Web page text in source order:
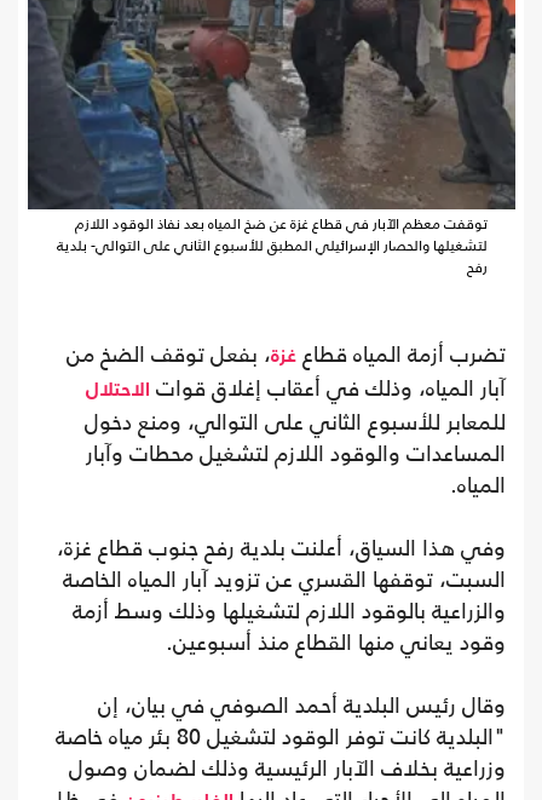
توقفت معظم الآبار في قطاع غزة عن ضخ المياه بعد نفاذ الوقود اللازم
لتشغيلها والحصار الإسرائيلي المطبق للأسبوع الثاني على التوالي- بلدية
رفح
تضرب أزمة المياه قطاع غزة، بفعل توقف الضخ من
آبار المياه، وذلك في أعقاب إغلاق قوات الاحتلال
للمعابر للأسبوع الثاني على التوالي، ومنع دخول
المساعدات والوقود اللازم لتشغيل محطات وآبار
المياه.
وفي هذا السياق، أعلنت بلدية رفح جنوب قطاع غزة،
السبت، توقفها القسري عن تزويد آبار المياه الخاصة
والزراعية بالوقود اللازم لتشغيلها وذلك وسط أزمة
وقود يعاني منها القطاع منذ أسبوعين.
وقال رئيس البلدية أحمد الصوفي في بيان، إن
"البلدية كانت توفر الوقود لتشغيل 80 بئر مياه خاصة
وزراعية بخلاف الآبار الرئيسية وذلك لضمان وصول